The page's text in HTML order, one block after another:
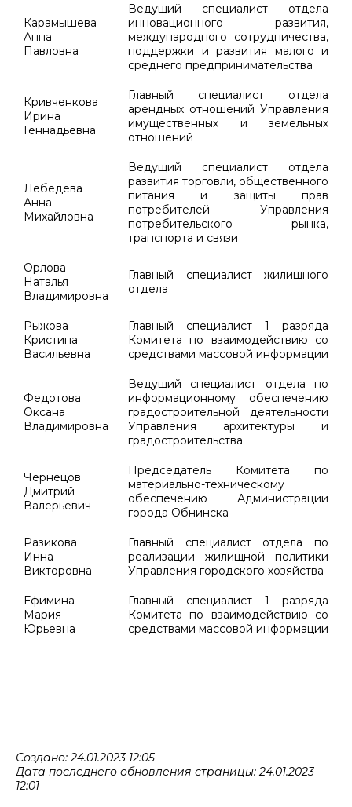
Карамышева
Анна
Павловна
Ведущий специалист отдела
инновационного развития,
международного сотрудничества,
поддержки и развития малого и
среднего предпринимательства
Кривченкова
Ирина
Геннадьевна
Главный специалист отдела
арендных отношений Управления
имущественных и земельных
отношений
Лебедева
Анна
Михайловна
Ведущий специалист отдела
развития торговли, общественного
питания и защиты прав
потребителей Управления
потребительского рынка,
транспорта и связи
Орлова
Наталья
Владимировна
Главный специалист жилищного
отдела
Рыжова
Кристина
Васильевна
Главный специалист 1 разряда
Комитета по взаимодействию со
средствами массовой информации
Федотова
Оксана
Владимировна
Ведущий специалист отдела по
информационному обеспечению
градостроительной деятельности
Управления архитектуры и
градостроительства
Чернецов
Дмитрий
Валерьевич
Председатель Комитета по
материально-техническому
обеспечению Администрации
города Обнинска
Разикова
Инна
Викторовна
Главный специалист отдела по
реализации жилищной политики
Управления городского хозяйства
Ефимина
Мария
Юрьевна
Главный специалист 1 разряда
Комитета по взаимодействию со
средствами массовой информации
Создано: 24.01.2023 12:05
Дата последнего обновления страницы: 24.01.2023
12:01